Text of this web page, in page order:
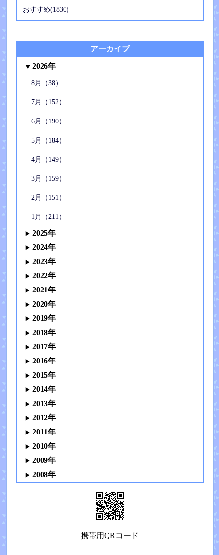
おすすめ(1830)
アーカイブ
2026年
8月（38）
7月（152）
6月（190）
5月（184）
4月（149）
3月（159）
2月（151）
1月（211）
2025年
2024年
2023年
2022年
2021年
2020年
2019年
2018年
2017年
2016年
2015年
2014年
2013年
2012年
2011年
2010年
2009年
2008年
携帯用QRコード